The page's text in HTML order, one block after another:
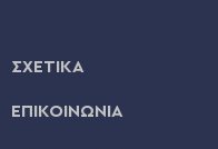
ΣΧΕΤΙΚΑ
ΕΠΙΚΟΙΝΩΝΙΑ